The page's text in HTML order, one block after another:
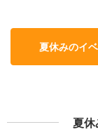
夏休みのイ
夏